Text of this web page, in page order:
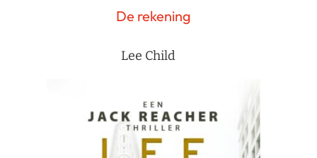
De rekening
Lee Child